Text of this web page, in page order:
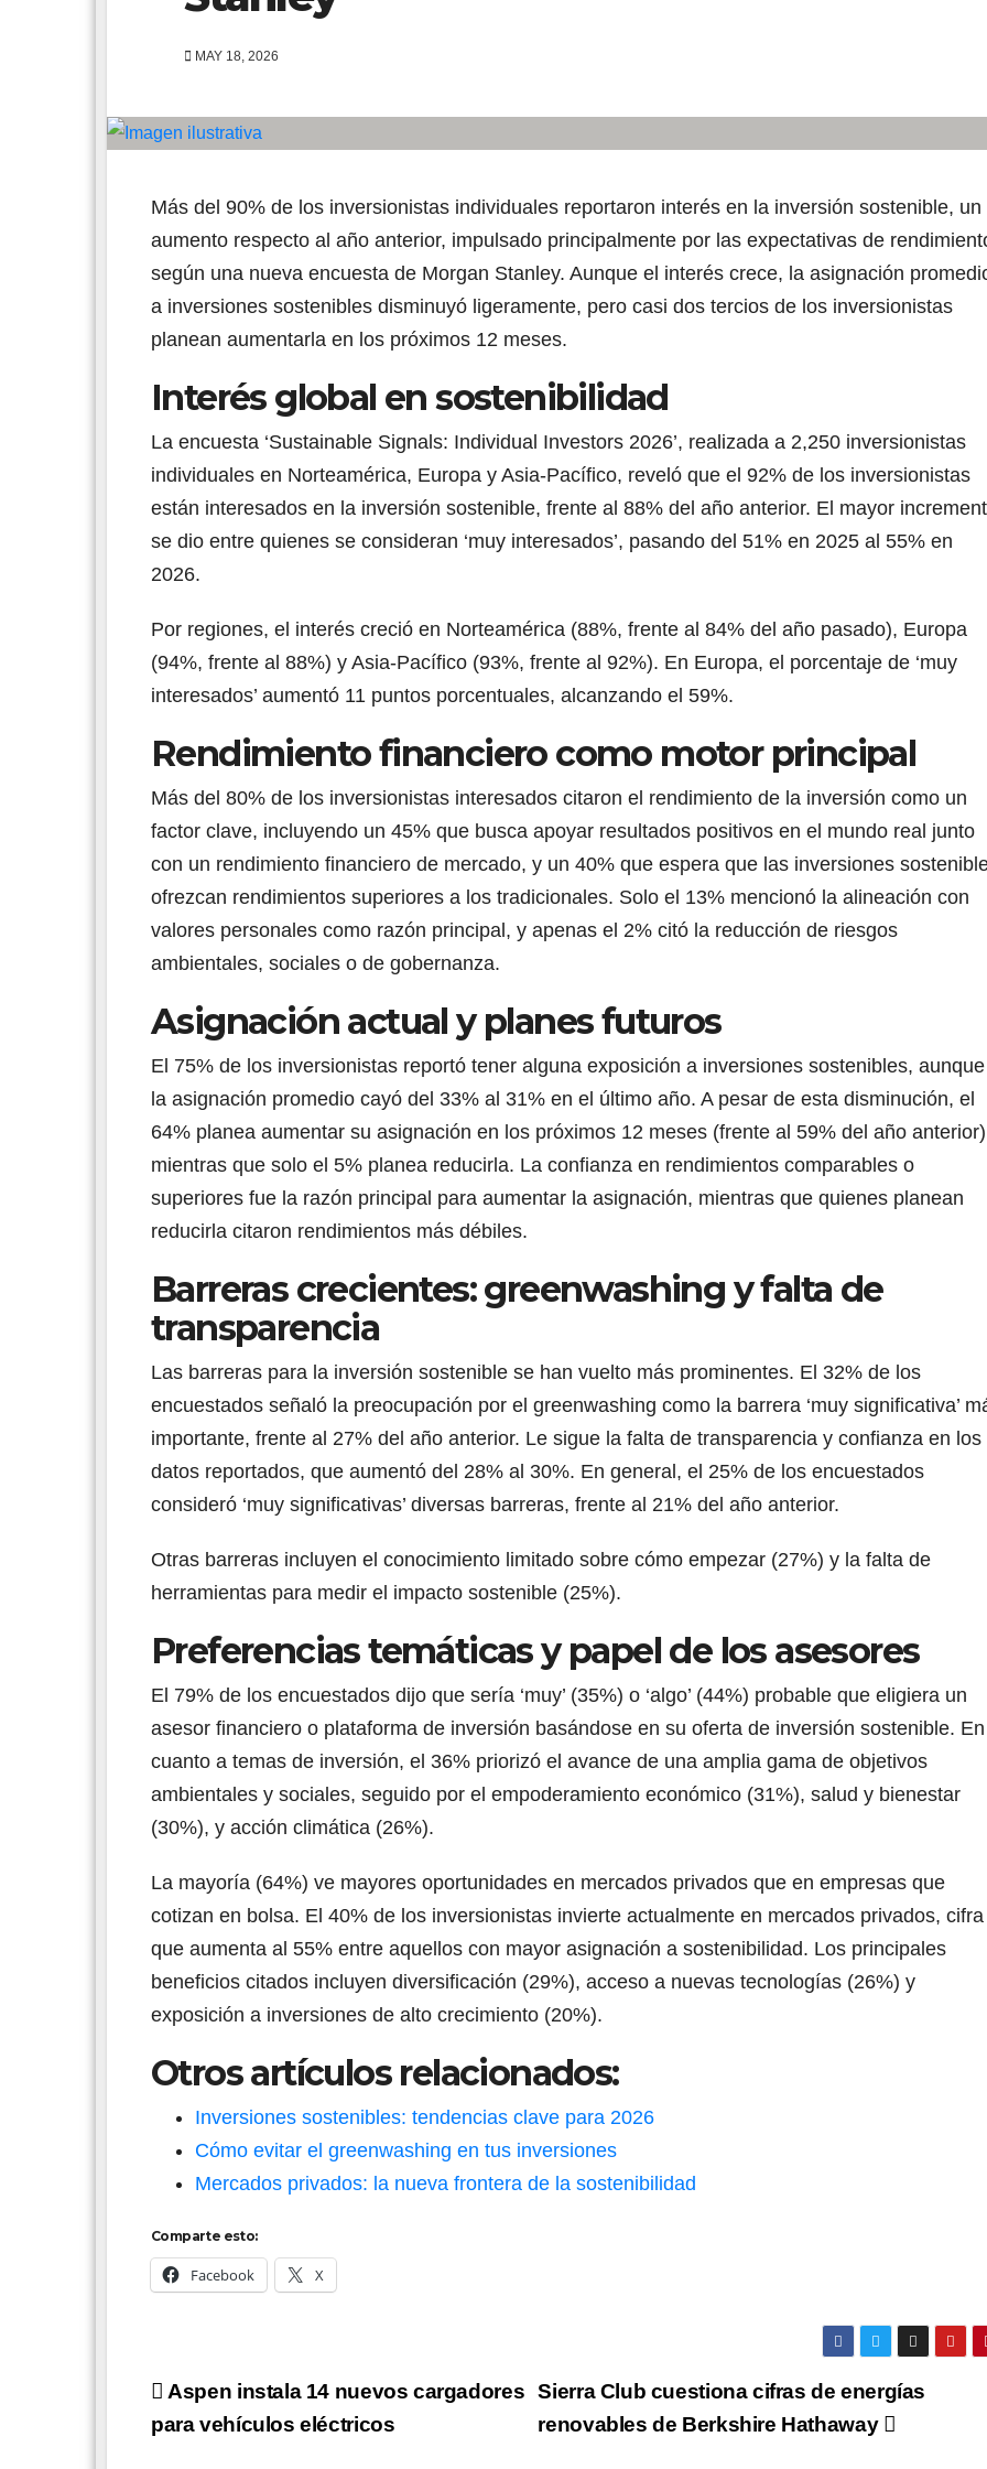
MAY 18, 2026
Más del 90% de los inversionistas individuales reportaron interés en la inversión sostenible, un
aumento respecto al año anterior, impulsado principalmente por las expectativas de
según una nueva encuesta de Morgan Stanley. Aunque el interés crece, la asignación
a inversiones sostenibles disminuyó ligeramente, pero casi dos tercios de los inversionistas
planean aumentarla en los próximos 12 meses.
Interés global en sostenibilidad
La encuesta ‘Sustainable Signals: Individual Investors 2026’, realizada a 2,250 inversionistas
individuales en Norteamérica, Europa y Asia-Pacífico, reveló que el 92% de los inversionistas
están interesados en la inversión sostenible, frente al 88% del año anterior. El mayor
se dio entre quienes se consideran ‘muy interesados’, pasando del 51% en 2025 al 55% en
2026.
Por regiones, el interés creció en Norteamérica (88%, frente al 84% del año pasado), Europa
(94%, frente al 88%) y Asia-Pacífico (93%, frente al 92%). En Europa, el porcentaje de ‘muy
interesados’ aumentó 11 puntos porcentuales, alcanzando el 59%.
Rendimiento financiero como motor principal
Más del 80% de los inversionistas interesados citaron el rendimiento de la inversión como un
factor clave, incluyendo un 45% que busca apoyar resultados positivos en el mundo real junto
con un rendimiento financiero de mercado, y un 40% que espera que las inversiones
ofrezcan rendimientos superiores a los tradicionales. Solo el 13% mencionó la alineación con
valores personales como razón principal, y apenas el 2% citó la reducción de riesgos
ambientales, sociales o de gobernanza.
Asignación actual y planes futuros
El 75% de los inversionistas reportó tener alguna exposición a inversiones sostenibles, aunque
la asignación promedio cayó del 33% al 31% en el último año. A pesar de esta disminución, el
64% planea aumentar su asignación en los próximos 12 meses (frente al 59% del año
mientras que solo el 5% planea reducirla. La confianza en rendimientos comparables o
superiores fue la razón principal para aumentar la asignación, mientras que quienes planean
reducirla citaron rendimientos más débiles.
Barreras crecientes: greenwashing y falta de
transparencia
Las barreras para la inversión sostenible se han vuelto más prominentes. El 32% de los
encuestados señaló la preocupación por el greenwashing como la barrera ‘muy significativa’
importante, frente al 27% del año anterior. Le sigue la falta de transparencia y confianza en los
datos reportados, que aumentó del 28% al 30%. En general, el 25% de los encuestados
consideró ‘muy significativas’ diversas barreras, frente al 21% del año anterior.
Otras barreras incluyen el conocimiento limitado sobre cómo empezar (27%) y la falta de
herramientas para medir el impacto sostenible (25%).
Preferencias temáticas y papel de los asesores
El 79% de los encuestados dijo que sería ‘muy’ (35%) o ‘algo’ (44%) probable que eligiera un
asesor financiero o plataforma de inversión basándose en su oferta de inversión sostenible. En
cuanto a temas de inversión, el 36% priorizó el avance de una amplia gama de objetivos
ambientales y sociales, seguido por el empoderamiento económico (31%), salud y bienestar
(30%), y acción climática (26%).
La mayoría (64%) ve mayores oportunidades en mercados privados que en empresas que
cotizan en bolsa. El 40% de los inversionistas invierte actualmente en mercados privados, cifra
que aumenta al 55% entre aquellos con mayor asignación a sostenibilidad. Los principales
beneficios citados incluyen diversificación (29%), acceso a nuevas tecnologías (26%) y
exposición a inversiones de alto crecimiento (20%).
Otros artículos relacionados:
Inversiones sostenibles: tendencias clave para 2026
Cómo evitar el greenwashing en tus inversiones
Mercados privados: la nueva frontera de la sostenibilidad
Comparte esto:
Facebook X
Navegación
de
Sierra Club cuestiona cifras de energías
renovables de Berkshire Hathaway
Aspen instala 14 nuevos cargadores
para vehículos eléctricos